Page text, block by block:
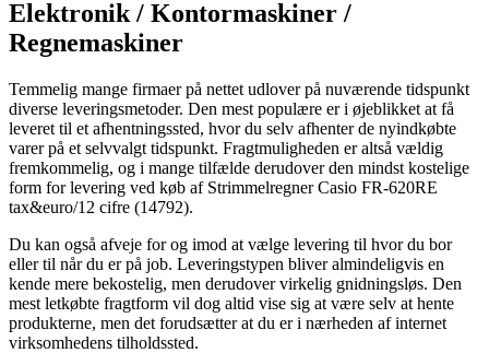
Elektronik / Kontormaskiner /
Regnemaskiner
Temmelig mange firmaer på nettet udlover på nuværende tidspunkt
diverse leveringsmetoder. Den mest populære er i øjeblikket at få
leveret til et afhentningssted, hvor du selv afhenter de nyindkøbte
varer på et selvvalgt tidspunkt. Fragtmuligheden er altså vældig
fremkommelig, og i mange tilfælde derudover den mindst kostelige
form for levering ved køb af Strimmelregner Casio FR-620RE
tax&euro/12 cifre (14792).
Du kan også afveje for og imod at vælge levering til hvor du bor
eller til når du er på job. Leveringstypen bliver almindeligvis en
kende mere bekostelig, men derudover virkelig gnidningsløs. Den
mest letkøbte fragtform vil dog altid vise sig at være selv at hente
produkterne, men det forudsætter at du er i nærheden af internet
virksomhedens tilholdssted.